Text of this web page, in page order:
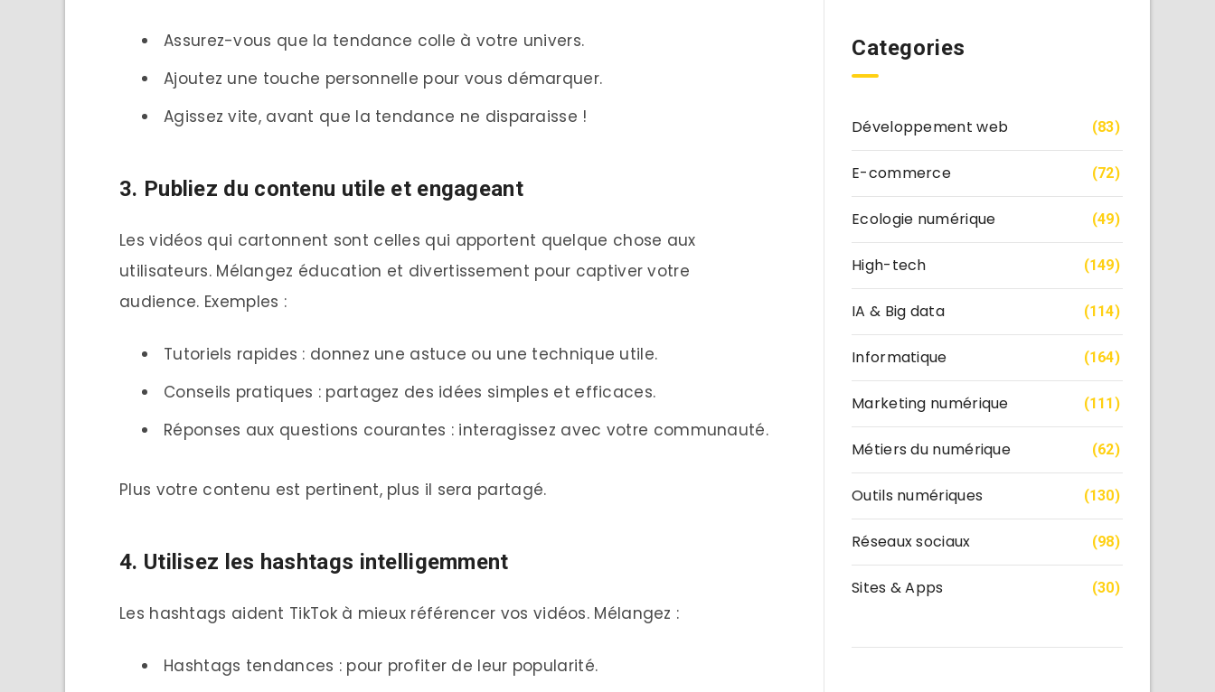
Assurez-vous que la tendance colle à votre univers.
Ajoutez une touche personnelle pour vous démarquer.
Agissez vite, avant que la tendance ne disparaisse !
3. Publiez du contenu utile et engageant
Les vidéos qui cartonnent sont celles qui apportent quelque chose aux
utilisateurs. Mélangez éducation et divertissement pour captiver votre
audience. Exemples :
Tutoriels rapides : donnez une astuce ou une technique utile.
Conseils pratiques : partagez des idées simples et efficaces.
Réponses aux questions courantes : interagissez avec votre communauté.
Plus votre contenu est pertinent, plus il sera partagé.
4. Utilisez les hashtags intelligemment
Les hashtags aident TikTok à mieux référencer vos vidéos. Mélangez :
Hashtags tendances : pour profiter de leur popularité.
Categories
Développement web (83)
E-commerce (72)
Ecologie numérique (49)
High-tech (149)
IA & Big data (114)
Informatique (164)
Marketing numérique (111)
Métiers du numérique (62)
Outils numériques (130)
Réseaux sociaux (98)
Sites & Apps (30)